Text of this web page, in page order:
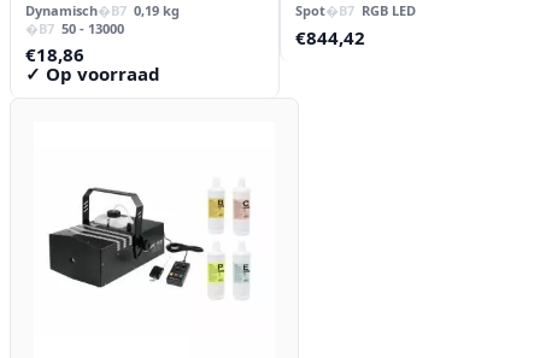
Dynamisch
0,19 kg
50 - 13000
€18,86
✓ Op voorraad
Spot RGB LED
€844,42